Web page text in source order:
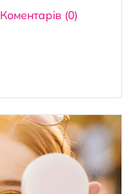
Коментарів (0)